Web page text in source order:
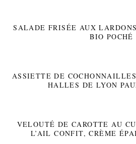
SALADE FRISÉE AUX
BIO POCHÉ
ASSIETTE DE
HALLES DE LYON
VELOUTÉ DE CAROTTE AU
L’AIL CONFIT, CRÈME